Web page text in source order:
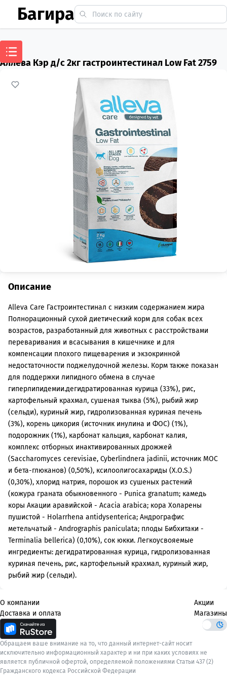
Багира
Аллева Кэр д/с 2кг гастроинтестинал Low Fat 2759
Описание
Alleva Care Гастроинтестинал с низким содержанием жира
Полнорационный сухой диетический корм для собак всех
возрастов, разработанный для животных с расстройствами
переваривания и всасывания в кишечнике и для
компенсации плохого пищеварения и экзокринной
недостаточности поджелудочной железы. Корм также показан
для поддержки липидного обмена в случае
гиперлипидемии.дегидратированная курица (33%), рис,
картофельный крахмал, сушеная тыква (5%), рыбий жир
(сельди), куриный жир, гидролизованная куриная печень
(3%), корень цикория (источник инулина и ФОС) (1%),
подорожник (1%), карбонат кальция, карбонат калия,
комплекс отборных инактивированных дрожжей
(Saccharomyces cerevisiae, Cyberlindnera jadinii, источник МОС
и бета-глюканов) (0,50%), ксилоолигосахариды (X.O.S.)
(0,30%), хлорид натрия, порошок из сушеных растений
(кожура граната обыкновенного - Punica granatum; камедь
коры Акации аравийской - Acacia arabica; кора Холарены
пушистой - Holarrhena antidysenterica; Андрографис
метельчатый - Andrographis paniculata; плоды Бибхитаки -
Terminalia bellerica) (0,10%), сок юкки. Легкоусвояемые
ингредиенты: дегидратированная курица, гидролизованная
куриная печень, рис, картофельный крахмал, куриный жир,
рыбий жир (сельди).
О компании
Доставка и оплата
Акции
Магазины
Обращаем ваше внимание на то, что данный интернет-сайт носит
исключительно информационный характер и ни при каких условиях не
является публичной офертой, определяемой положениями Статьи 437 (2)
Гражданского кодекса Российской Федерации